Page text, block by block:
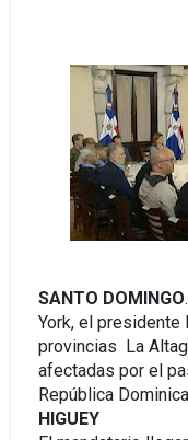
SANTO DOMINGO
York, el presidente
provincias La
afectadas por el
República
HIGUEY